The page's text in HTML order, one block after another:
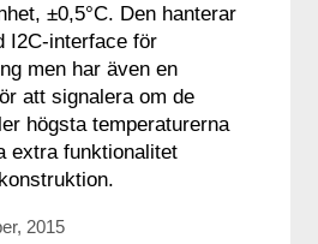
±0,5°C. Den hanterar
I2C-interface för
men har även en
att signalera om de
högsta temperaturerna
extra funktionalitet
2015